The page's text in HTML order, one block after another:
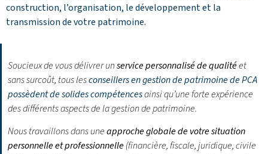
construction, l’organisation, le développement et la
transmission de votre patrimoine.
Soucieux de vous délivrer unservice personnalisé de qualitéet
sans surcoût, tous lesconseillers en gestion de patrimoine de PCA
possèdent de solides compétencesainsi qu’une forte expérience
des différents aspects de la gestion de patrimoine.
Nous travaillons dans uneapproche globale de votre situation
personnelle et professionnelle(financière, fiscale, juridique, civile